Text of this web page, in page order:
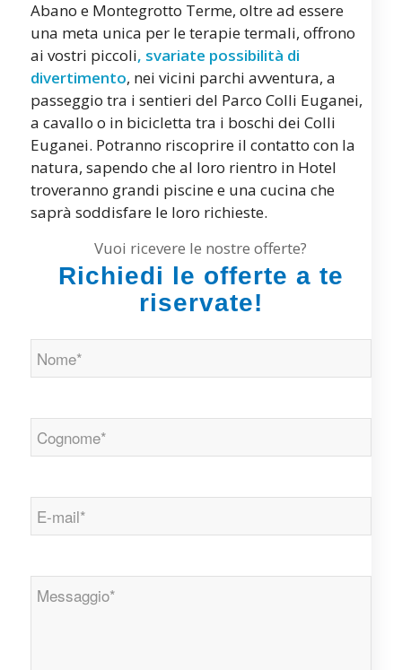
Abano e Montegrotto Terme, oltre ad essere
una meta unica per le terapie termali, offrono
ai vostri piccoli, svariate possibilità di
divertimento, nei vicini parchi avventura, a
passeggio tra i sentieri del Parco Colli Euganei,
a cavallo o in bicicletta tra i boschi dei Colli
Euganei. Potranno riscoprire il contatto con la
natura, sapendo che al loro rientro in Hotel
troveranno grandi piscine e una cucina che
saprà soddisfare le loro richieste.
Vuoi ricevere le nostre offerte?
Richiedi le offerte a te
riservate!